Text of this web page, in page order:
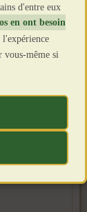
d'entre eux
en ont besoin
l'expérience
vous-même si